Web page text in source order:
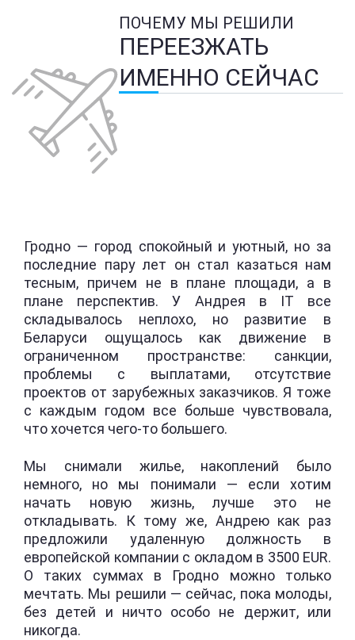
ПОЧЕМУ МЫ РЕШИЛИ
ПЕРЕЕЗЖАТЬ
ИМЕННО СЕЙЧАС
Гродно — город спокойный и уютный, но за
последние пару лет он стал казаться нам
тесным, причем не в плане площади, а в
плане перспектив. У Андрея в IT все
складывалось неплохо, но развитие в
Беларуси ощущалось как движение в
ограниченном пространстве: санкции,
проблемы с выплатами, отсутствие
проектов от зарубежных заказчиков. Я тоже
с каждым годом все больше чувствовала,
что хочется чего-то большего.
Мы снимали жилье, накоплений было
немного, но мы понимали — если хотим
начать новую жизнь, лучше это не
откладывать. К тому же, Андрею как раз
предложили удаленную должность в
европейской компании с окладом в 3500 EUR.
О таких суммах в Гродно можно только
мечтать. Мы решили — сейчас, пока молоды,
без детей и ничто особо не держит, или
никогда.